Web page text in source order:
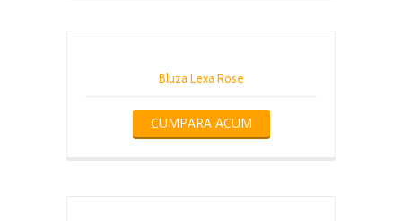
Bluza Lexa Rose
CUMPARA ACUM